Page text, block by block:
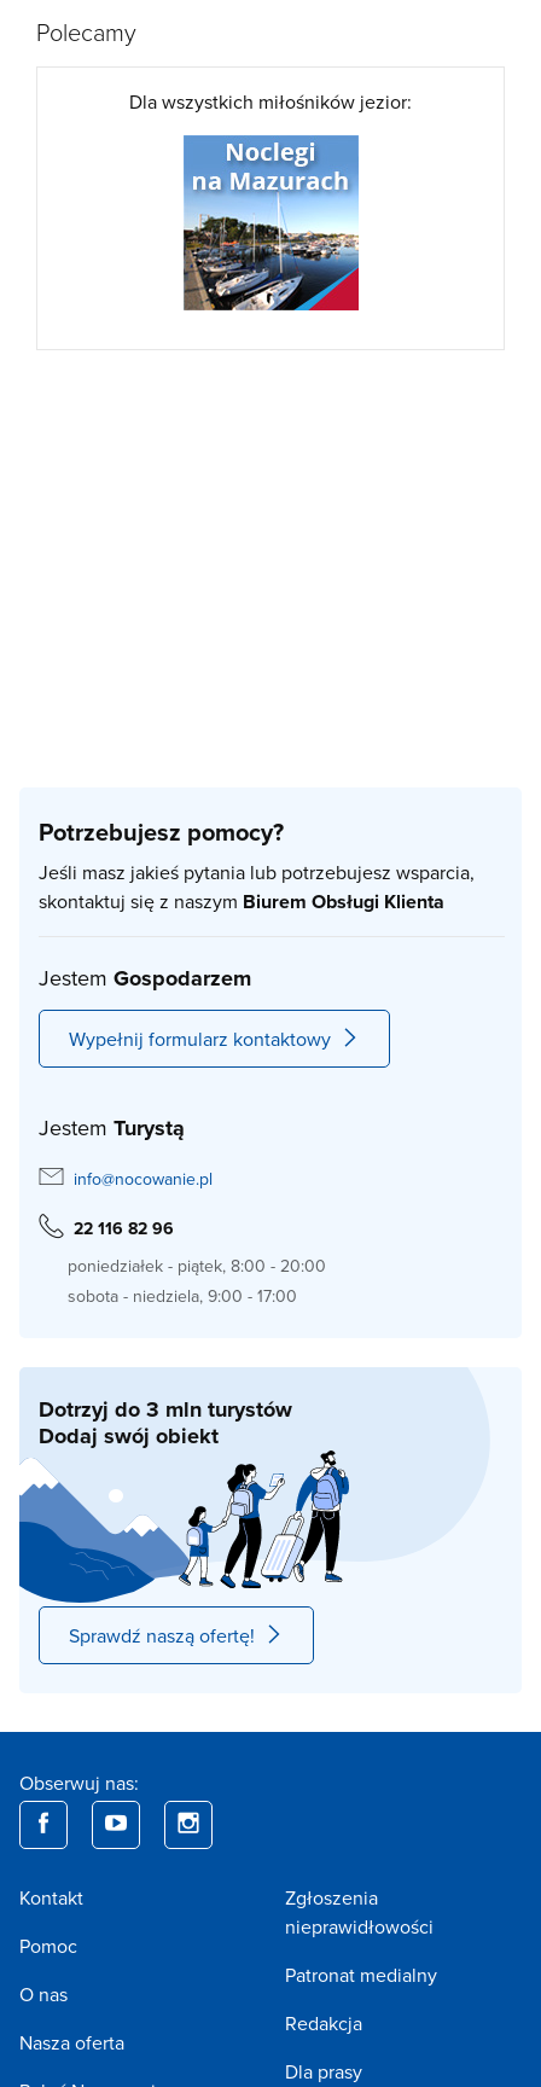
Polecamy
Dla wszystkich miłośników jezior:
Potrzebujesz pomocy?
Jeśli masz jakieś pytania lub potrzebujesz wsparcia,
skontaktuj się z naszym Biurem Obsługi Klienta
Jestem Gospodarzem
Wypełnij formularz kontaktowy
Jestem Turystą
info@nocowanie.pl
22 116 82 96
poniedziałek - piątek, 8:00 - 20:00
sobota - niedziela, 9:00 - 17:00
Dotrzyj do 3 mln turystów
Dodaj swój obiekt
Sprawdź naszą ofertę!
Obserwuj nas:
Kontakt
Pomoc
O nas
Nasza oferta
Zgłoszenia
nieprawidłowości
Patronat medialny
Redakcja
Dla prasy